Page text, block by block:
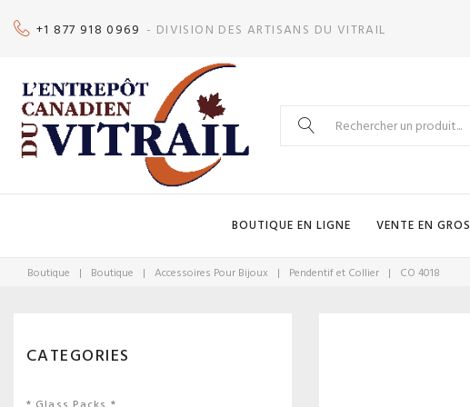
+1 877 918 0969 - DIVISION DES ARTISANS DU VITRAIL
Search
BOUTIQUE EN LIGNE VENTE EN GROS
Boutique | Boutique | Accessoires Pour Bijoux | Pendentif et Collier | CO 4018
CATEGORIES